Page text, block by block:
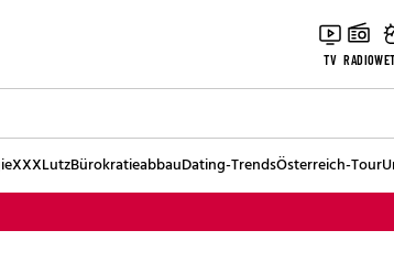
TV RADIO
XXXLutzBürokratieabbauDating-TrendsÖsterreich-Tour